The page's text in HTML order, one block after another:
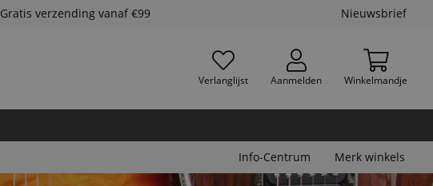
Gratis verzending vanaf €99 Nieuwsbrief
Verlanglijst Aanmelden Winkelmandje
Info-Centrum Merk winkels